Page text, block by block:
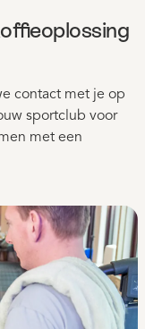
contact met je op
sportclub voor
met een